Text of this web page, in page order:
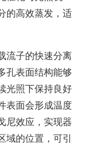
的高效蒸发，适
流子的快速分离
孔表面结构能够
光照下保持良好
表面会形成温度
尼效应，实现器
域的位置，可引